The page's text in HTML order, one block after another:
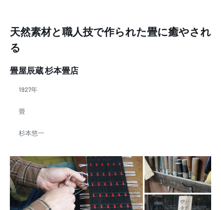
天然素材と職人技で作られた畳に癒やされ
る
畳屋辰蔵 杉本畳店
1927年
畳
杉本悠一